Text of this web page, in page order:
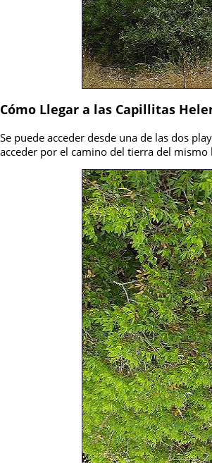
Cómo Llegar a las Capillitas
Se puede acceder desde una de las dos
acceder por el camino del tierra del mismo